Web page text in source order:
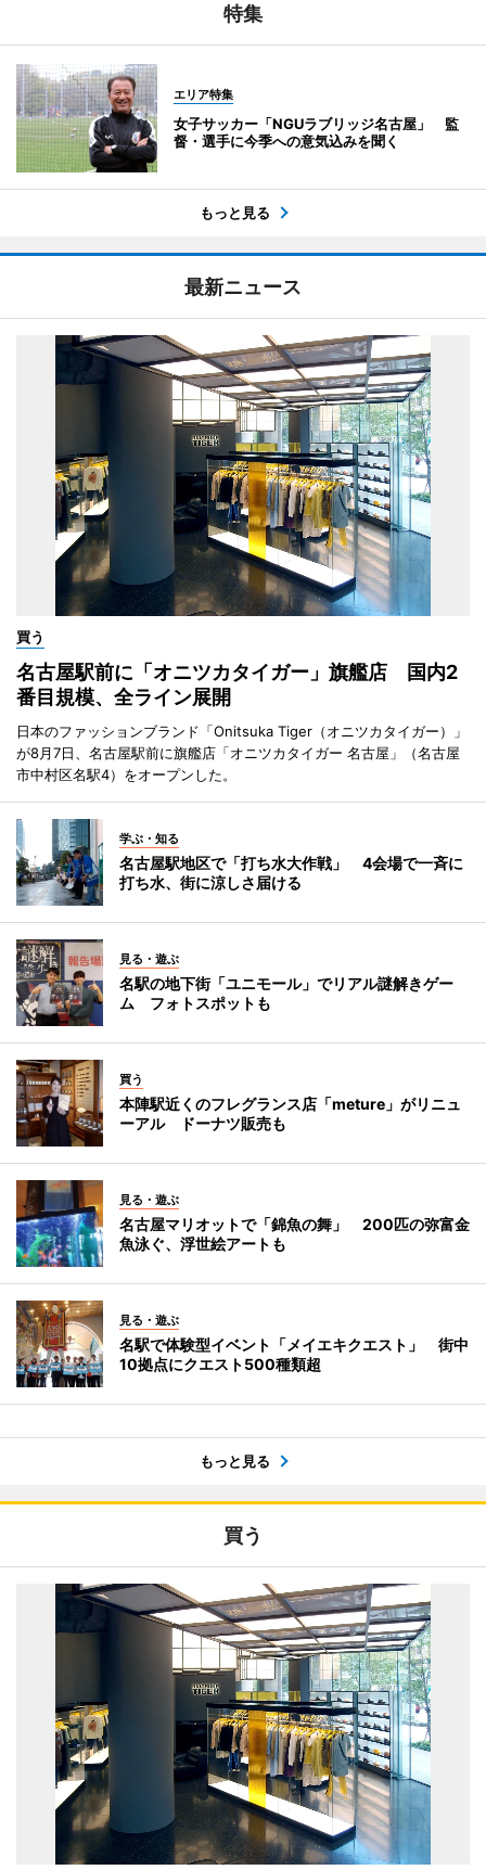
特集
エリア特集
女子サッカー「NGUラブリッジ名古屋」 監
督・選手に今季への意気込みを聞く
もっと見る
最新ニュース
買う
名古屋駅前に「オニツカタイガー」旗艦店 国内2
番目規模、全ライン展開
日本のファッションブランド「Onitsuka Tiger（オニツカタイガー）」
が8月7日、名古屋駅前に旗艦店「オニツカタイガー 名古屋」（名古屋
市中村区名駅4）をオープンした。
学ぶ・知る
名古屋駅地区で「打ち水大作戦」 4会場で一斉に
打ち水、街に涼しさ届ける
見る・遊ぶ
名駅の地下街「ユニモール」でリアル謎解きゲー
ム フォトスポットも
買う
本陣駅近くのフレグランス店「meture」がリニュ
ーアル ドーナツ販売も
見る・遊ぶ
名古屋マリオットで「錦魚の舞」 200匹の弥富金
魚泳ぐ、浮世絵アートも
見る・遊ぶ
名駅で体験型イベント「メイエキクエスト」 街中
10拠点にクエスト500種類超
もっと見る
買う